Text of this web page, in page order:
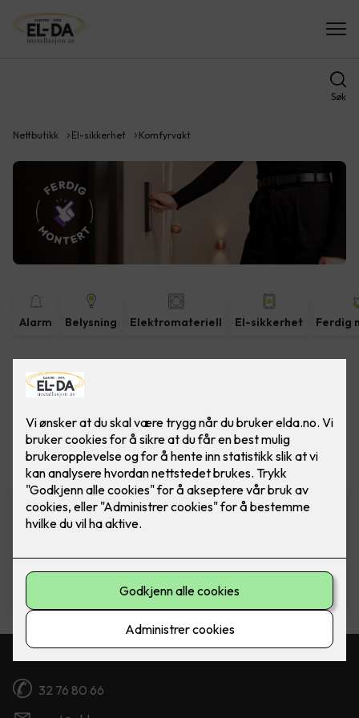
Søk
Nettbutikk El-sikkerhet Komfyrvakt
Alarm Belysning Elektromateriell El-sikkerhet Ferdig
Vis flerefiltre
Komfyrvakt mKomfy Wally
m/trådløs sensor
Lyng.
5,750,-
32 76 80 66